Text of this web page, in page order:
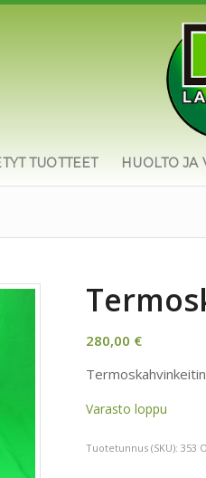
TUOTTEET HUOLTO JA
280,00 €
Varasto loppu
Tuotetunnus (SKU):353